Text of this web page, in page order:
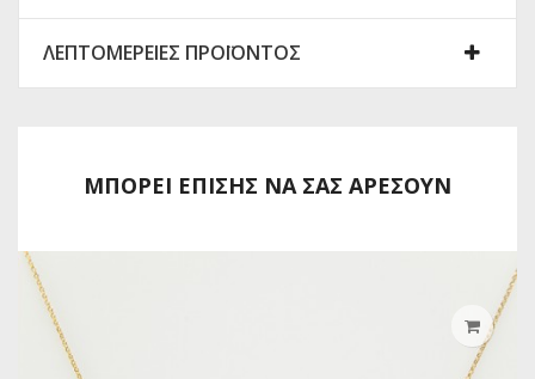
ΛΕΠΤΟΜΈΡΕΙΕΣ ΠΡΟΪΌΝΤΟΣ
ΜΠΟΡΕΊ ΕΠΊΣΗΣ ΝΑ ΣΑΣ ΑΡΈΣΟΥΝ